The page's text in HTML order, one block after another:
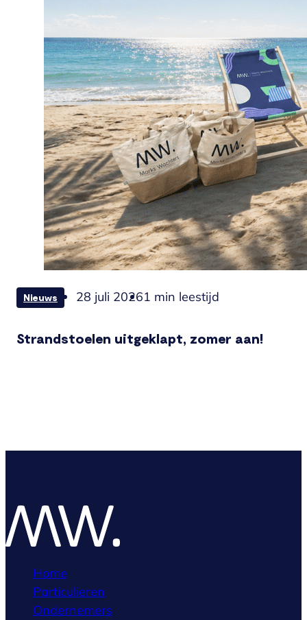
Nieuws 28 juli 20261 min leestijd
Strandstoelen uitgeklapt, zomer aan!
Home
Particulieren
Ondernemers